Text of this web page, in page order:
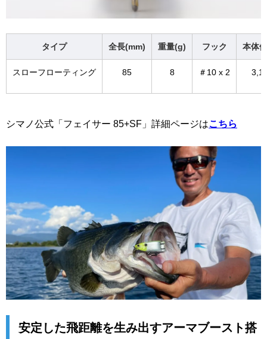
タイプ 全長(mm) 重量(g) フック 本体
スローフローティング 85 8 ＃10 x 2
シマノ公式「フェイサー 85+SF」詳細ページはこちら
安定した飛距離を生み出すアーマブースト搭